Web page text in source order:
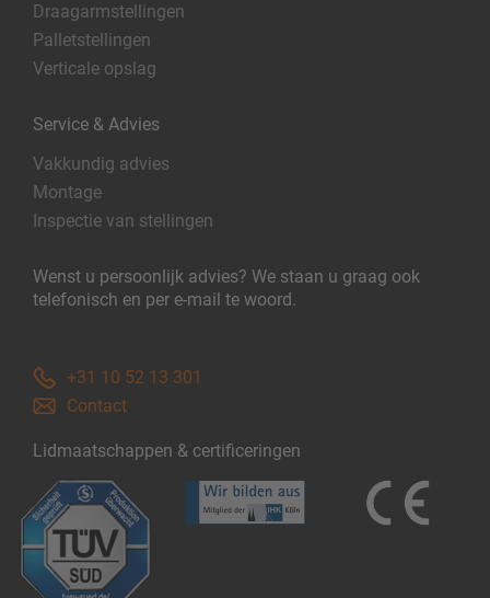
Draagarmstellingen
Palletstellingen
Verticale opslag
Service & Advies
Vakkundig advies
Montage
Inspectie van stellingen
Wenst u persoonlijk advies? We staan u graag ook
telefonisch en per e-mail te woord.
+31 10 52 13 301
Contact
Lidmaatschappen & certificeringen